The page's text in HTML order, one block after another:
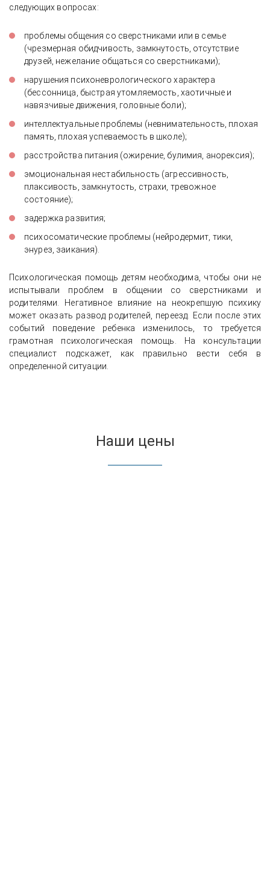
следующих вопросах:
проблемы общения со сверстниками или в семье
(чрезмерная обидчивость, замкнутость, отсутствие
друзей, нежелание общаться со сверстниками);
нарушения психоневрологического характера
(бессонница, быстрая утомляемость, хаотичные и
навязчивые движения, головные боли);
интеллектуальные проблемы (невнимательность, плохая
память, плохая успеваемость в школе);
расстройства питания (ожирение, булимия, анорексия);
эмоциональная нестабильность (агрессивность,
плаксивость, замкнутость, страхи, тревожное
состояние);
задержка развития;
психосоматические проблемы (нейродермит, тики,
энурез, заикания).
Психологическая помощь детям необходима, чтобы они не
испытывали проблем в общении со сверстниками и
родителями. Негативное влияние на неокрепшую психику
может оказать развод родителей, переезд. Если после этих
событий поведение ребенка изменилось, то требуется
грамотная психологическая помощь. На консультации
специалист подскажет, как правильно вести себя в
определенной ситуации.
Наши цены